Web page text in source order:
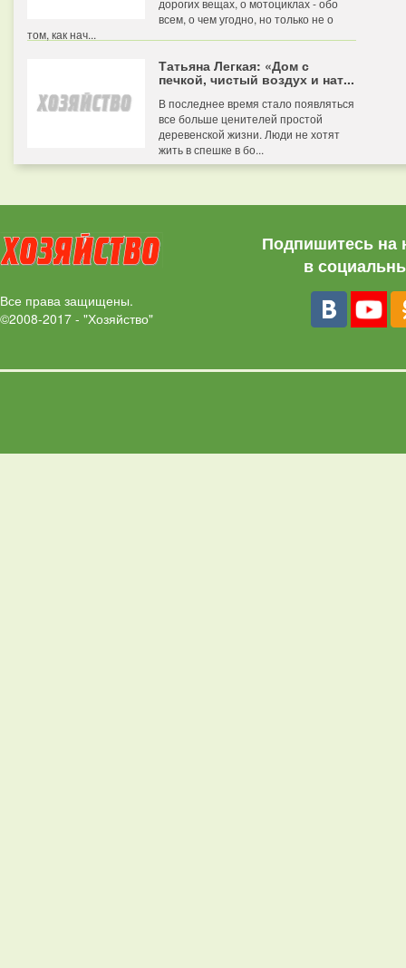
дорогих вещах, о мотоциклах - обо
всем, о чем угодно, но только не о
том, как нач...
Татьяна Легкая: «Дом с
печкой, чистый воздух и нат...
В последнее время стало появляться
все больше ценителей простой
деревенской жизни. Люди не хотят
жить в спешке в бо...
Все права защищены.
©2008-2017 - "Хозяйство"
Подпишитесь на
в